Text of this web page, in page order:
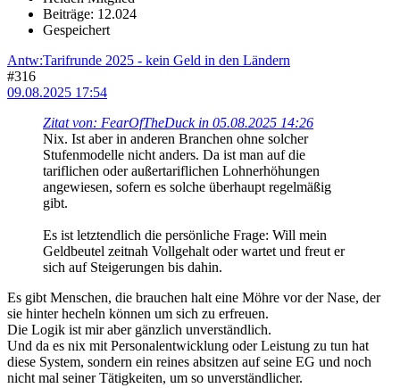
Beiträge: 12.024
Gespeichert
Antw:Tarifrunde 2025 - kein Geld in den Ländern
#316
09.08.2025 17:54
Zitat von: FearOfTheDuck in 05.08.2025 14:26
Nix. Ist aber in anderen Branchen ohne solcher
Stufenmodelle nicht anders. Da ist man auf die
tariflichen oder außertariflichen Lohnerhöhungen
angewiesen, sofern es solche überhaupt regelmäßig
gibt.
Es ist letztendlich die persönliche Frage: Will mein
Geldbeutel zeitnah Vollgehalt oder wartet und freut er
sich auf Steigerungen bis dahin.
Es gibt Menschen, die brauchen halt eine Möhre vor der Nase, der
sie hinter hecheln können um sich zu erfreuen.
Die Logik ist mir aber gänzlich unverständlich.
Und da es nix mit Personalentwicklung oder Leistung zu tun hat
diese System, sondern ein reines absitzen auf seine EG und noch
nicht mal seiner Tätigkeiten, um so unverständlicher.